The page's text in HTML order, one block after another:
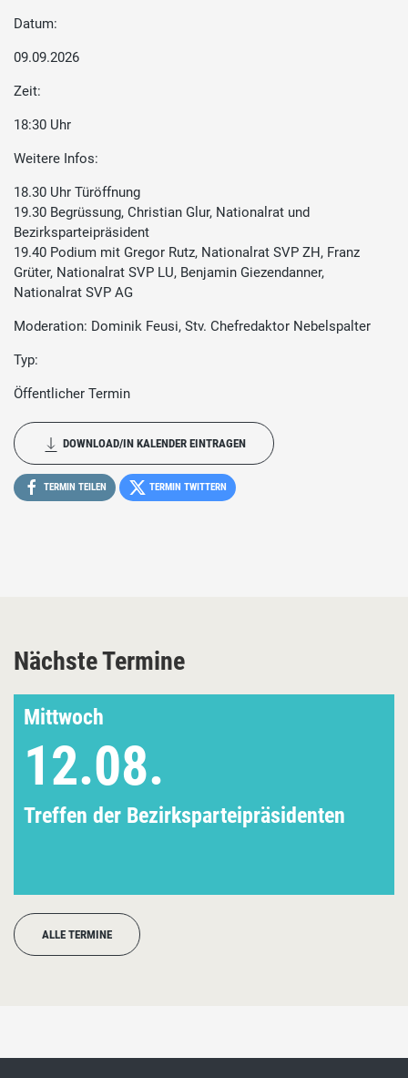
Datum:
09.09.2026
Zeit:
18:30 Uhr
Weitere Infos:
18.30 Uhr Türöffnung
19.30 Begrüssung, Christian Glur, Nationalrat und
Bezirksparteipräsident
19.40 Podium mit Gregor Rutz, Nationalrat SVP ZH, Franz
Grüter, Nationalrat SVP LU, Benjamin Giezendanner,
Nationalrat SVP AG
Moderation: Dominik Feusi, Stv. Chefredaktor Nebelspalter
Typ:
Öffentlicher Termin
DOWNLOAD/IN KALENDER EINTRAGEN
TERMIN TEILEN TERMIN TWITTERN
Nächste Termine
Mittwoch
12.08.
Treffen der Bezirksparteipräsidenten
ALLE TERMINE